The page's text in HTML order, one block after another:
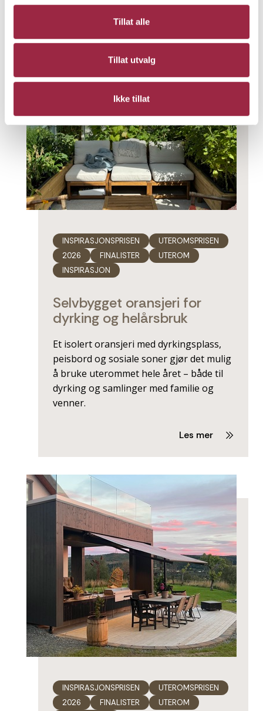
Tillat alle
Tillat utvalg
Ikke tillat
INSPIRASJONSPRISEN
UTEROMSPRISEN
2026
FINALISTER
UTEROM
INSPIRASJON
Selvbygget oransjeri for
dyrking og helårsbruk
Et isolert oransjeri med dyrkingsplass,
peisbord og sosiale soner gjør det mulig
å bruke uterommet hele året – både til
dyrking og samlinger med familie og
venner.
Les mer
INSPIRASJONSPRISEN
UTEROMSPRISEN
2026
FINALISTER UTEROM